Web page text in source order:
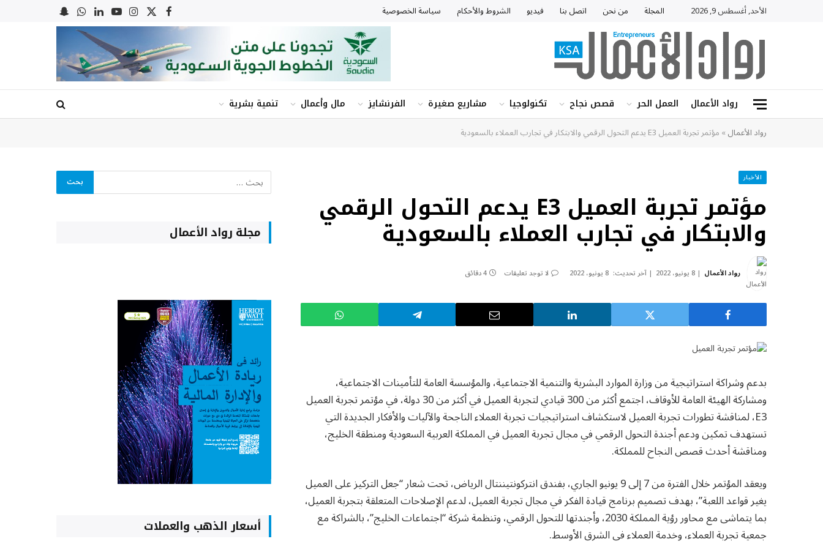
الأحد, أغسطس 9, 2026 المجلة من نحن اتصل بنا فيديو الشروط والأحكام سياسة الخصوصية فيسبوك
X
(Twitter)
الانستغرام
يوتيوبلينكدإنواتسابSnapchat
رواد الأعمال العمل الحر قصص نجاح تكنولوجيا مشاريع صغيرة الفرنشايز مال وأعمال تنمية بشرية
رواد الأعمال»مؤتمر تجربة العميل E3 يدعم التحول الرقمي والابتكار في تجارب العملاء بالسعودية
الأخبار
مؤتمر تجربة العميل E3 يدعم التحول الرقمي
والابتكار في تجارب العملاء بالسعودية
رواد الأعمال 8 يونيو، 2022 آخر تحديث: 8 يونيو، 2022 لا توجد تعليقات 4 دقائق
بدعم وشراكة استراتيجية من وزارة الموارد البشرية والتنمية الاجتماعية، والمؤسسة العامة للتأمينات الاجتماعية،
ومشاركة الهيئة العامة للأوقاف، اجتمع أكثر من 300 قيادي لتجربة العميل في أكثر من 30 دولة، في مؤتمر تجربة العميل
E3، لمناقشة تطورات تجربة العميل لاستكشاف استراتيجيات تجربة العملاء الناجحة والآليات والأفكار الجديدة التي
تستهدف تمكين ودعم أجندة التحول الرقمي في مجال تجربة العميل في المملكة العربية السعودية ومنطقة الخليج،
ومناقشة أحدث قصص النجاح للمملكة.
ويعقد المؤتمر خلال الفترة من 7 إلى 9 يونيو الجاري، بفندق انتركونتيننتال الرياض، تحت شعار “جعل التركيز على العميل
يغير قواعد اللعبة”، بهدف تصميم برنامج قيادة الفكر في مجال تجربة العميل، لدعم الإصلاحات المتعلقة بتجربة العميل،
بما يتماشى مع محاور رؤية المملكة 2030، وأجندتها للتحول الرقمي، وتنظمة شركة “اجتماعات الخليج”، بالشراكة مع
جمعية تجربة العملاء، وخدمة العملاء فى الشرق الأوسط.
مجلة رواد الأعمال
أسعار الذهب والعملات